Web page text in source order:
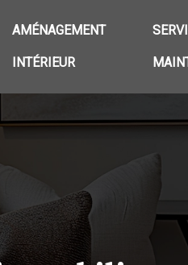
AMÉNAGEMENT
INTÉRIEUR